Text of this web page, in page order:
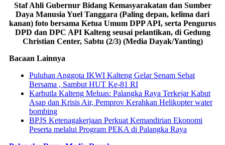
Staf Ahli Gubernur Bidang Kemasyarakatan dan Sumber
Daya Manusia Yuel Tanggara (Paling depan, kelima dari
kanan) foto bersama Ketua Umum DPP API, serta Pengurus
DPD dan DPC API Kalteng seusai pelantikan, di Gedung
Christian Center, Sabtu (2/3) (Media Dayak/Yanting)
Bacaan Lainnya
Puluhan Anggota IKWI Kalteng Gelar Senam Sehat
Bersama , Sambut HUT Ke-81 RI
Karhutla Kalteng Meluas: Palangka Raya Terkejar Kabut
Asap dan Krisis Air, Pemprov Kerahkan Helikopter water
bombing
BPJS Ketenagakerjaan Perkuat Kemandirian Ekonomi
Peserta melalui Program PEKA di Palangka Raya